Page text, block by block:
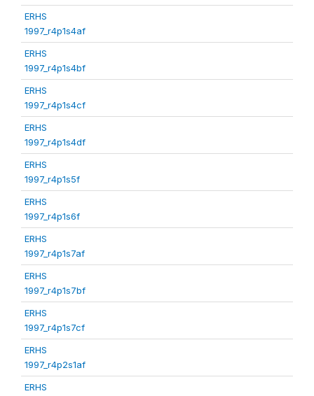
ERHS
1997_r4p1s4af
ERHS
1997_r4p1s4bf
ERHS
1997_r4p1s4cf
ERHS
1997_r4p1s4df
ERHS
1997_r4p1s5f
ERHS
1997_r4p1s6f
ERHS
1997_r4p1s7af
ERHS
1997_r4p1s7bf
ERHS
1997_r4p1s7cf
ERHS
1997_r4p2s1af
ERHS